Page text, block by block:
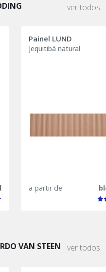
ver todos
Painel LUND
Jequitibá natural
a partir de
VAN STEEN ver todos